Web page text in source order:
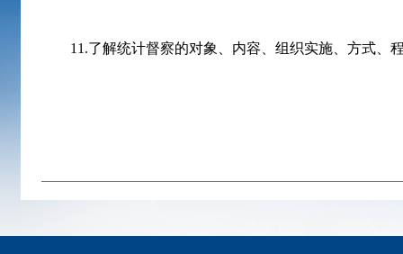
11.了解统计督察的对象、内容、组织实施、方式、